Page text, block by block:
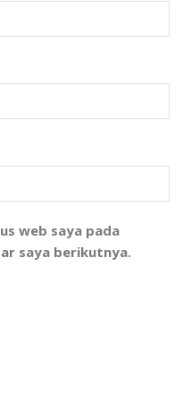
web saya pada
saya berikutnya.